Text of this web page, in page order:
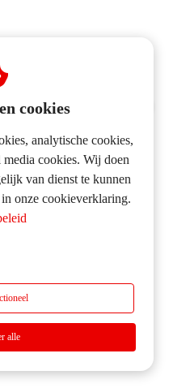
VERKOPEN?
SERVICE
incl. BTW
een gratis
aan
cookies
analytische cookies,
cookies. Wij doen
van dienst te kunnen
onze cookieverklaring.
alle